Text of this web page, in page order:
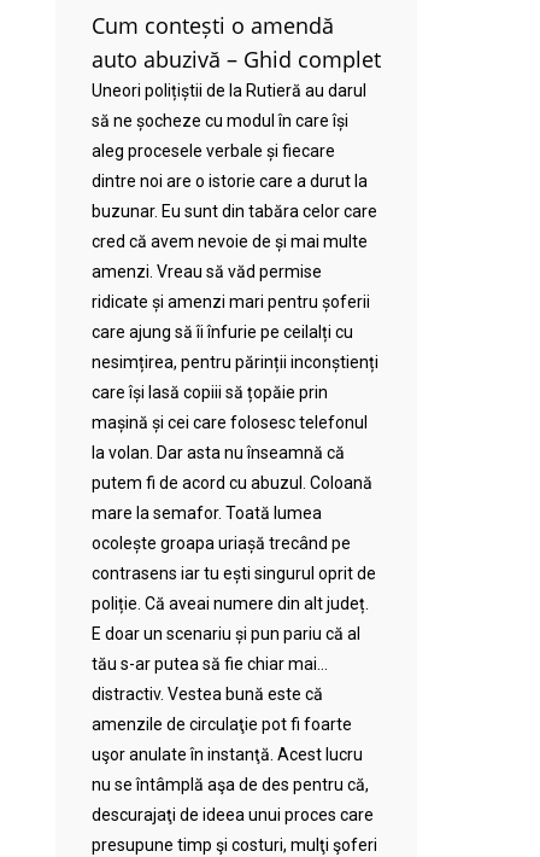
Cum contești o amendă
auto abuzivă – Ghid complet
Uneori polițiștii de la Rutieră au darul
să ne șocheze cu modul în care își
aleg procesele verbale și fiecare
dintre noi are o istorie care a durut la
buzunar. Eu sunt din tabăra celor care
cred că avem nevoie de și mai multe
amenzi. Vreau să văd permise
ridicate și amenzi mari pentru șoferii
care ajung să îi înfurie pe ceilalți cu
nesimțirea, pentru părinții inconștienți
care își lasă copiii să țopăie prin
mașină și cei care folosesc telefonul
la volan. Dar asta nu înseamnă că
putem fi de acord cu abuzul. Coloană
mare la semafor. Toată lumea
ocolește groapa uriașă trecând pe
contrasens iar tu ești singurul oprit de
poliție. Că aveai numere din alt județ.
E doar un scenariu și pun pariu că al
tău s-ar putea să fie chiar mai…
distractiv. Vestea bună este că
amenzile de circulaţie pot fi foarte
uşor anulate în instanţă. Acest lucru
nu se întâmplă aşa de des pentru că,
descurajaţi de ideea unui proces care
presupune timp şi costuri, mulţi şoferi